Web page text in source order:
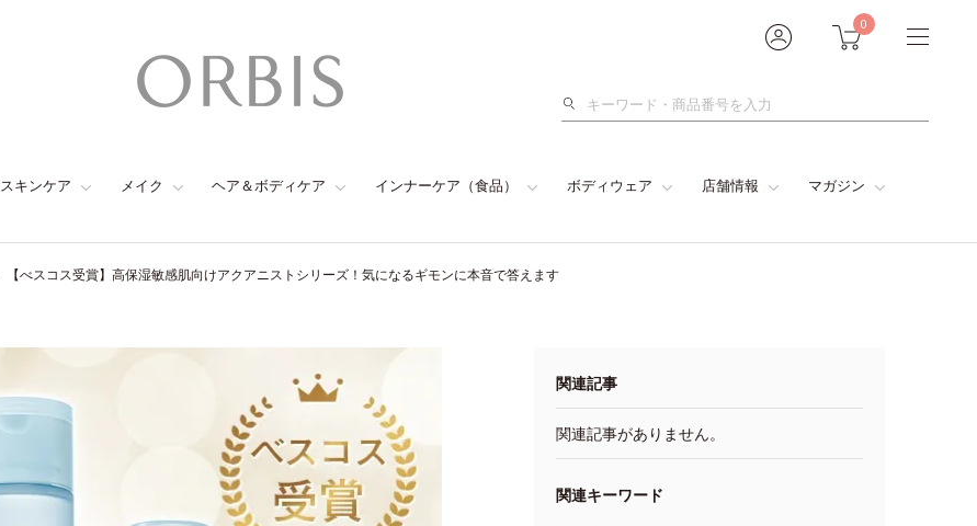
0
検
スキンケア メイク ヘア＆ボディケア インナーケア（食品） ボディウェア 店舗情報 マガジン
【べスコス受賞】高保湿敏感肌向けアクアニストシリーズ！気になるギモンに本音で答えます
関連記事
関連記事がありません。
関連キーワード